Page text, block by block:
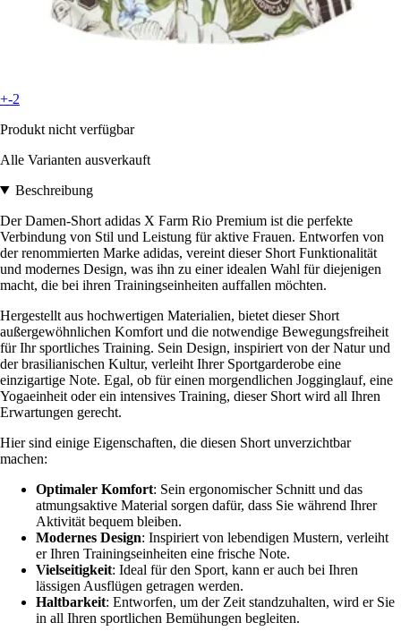
+-2
Produkt nicht verfügbar
Alle Varianten ausverkauft
Beschreibung
Der Damen-Short adidas X Farm Rio Premium ist die perfekte
Verbindung von Stil und Leistung für aktive Frauen. Entworfen von
der renommierten Marke adidas, vereint dieser Short Funktionalität
und modernes Design, was ihn zu einer idealen Wahl für diejenigen
macht, die bei ihren Trainingseinheiten auffallen möchten.
Hergestellt aus hochwertigen Materialien, bietet dieser Short
außergewöhnlichen Komfort und die notwendige Bewegungsfreiheit
für Ihr sportliches Training. Sein Design, inspiriert von der Natur und
der brasilianischen Kultur, verleiht Ihrer Sportgarderobe eine
einzigartige Note. Egal, ob für einen morgendlichen Jogginglauf, eine
Yogaeinheit oder ein intensives Training, dieser Short wird all Ihren
Erwartungen gerecht.
Hier sind einige Eigenschaften, die diesen Short unverzichtbar
machen:
Optimaler Komfort: Sein ergonomischer Schnitt und das
atmungsaktive Material sorgen dafür, dass Sie während Ihrer
Aktivität bequem bleiben.
Modernes Design: Inspiriert von lebendigen Mustern, verleiht
er Ihren Trainingseinheiten eine frische Note.
Vielseitigkeit: Ideal für den Sport, kann er auch bei Ihren
lässigen Ausflügen getragen werden.
Haltbarkeit: Entworfen, um der Zeit standzuhalten, wird er Sie
in all Ihren sportlichen Bemühungen begleiten.